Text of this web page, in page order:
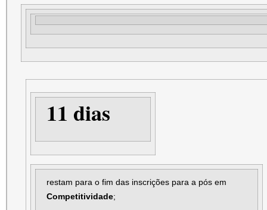
11 dias
restam para o fim das inscrições para a pós em
Competitividade;